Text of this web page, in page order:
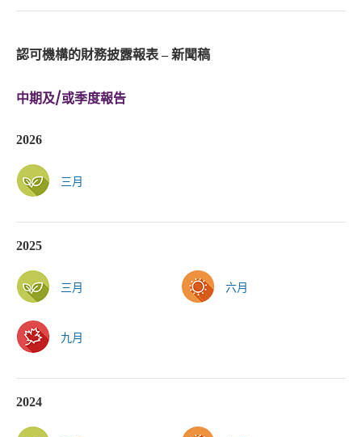
認可機構的財務披露報表 – 新聞稿
中期及/或季度報告
2026
三月
2025
三月 六月
九月
2024